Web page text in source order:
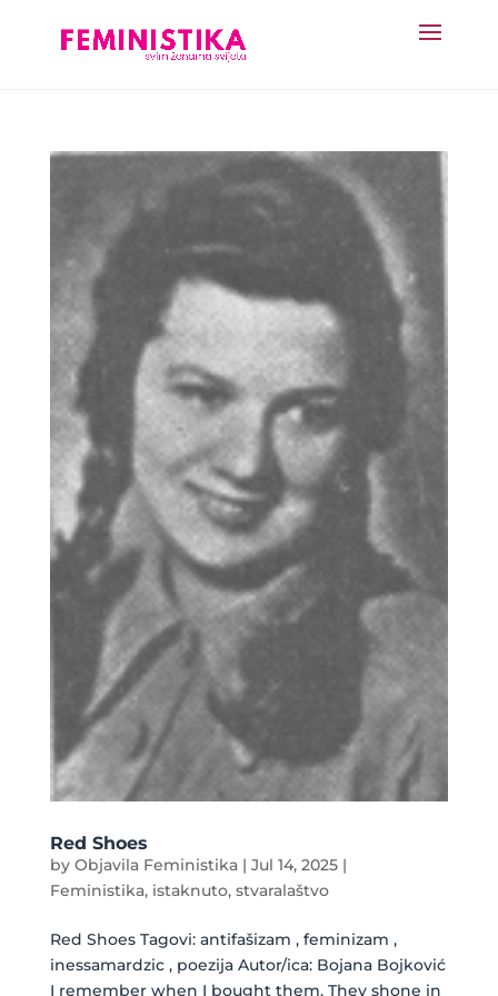
Red Shoes
by Objavila Feministika| Jul 14, 2025|
Feministika, istaknuto, stvaralaštvo
Red Shoes Tagovi: antifašizam , feminizam ,
inessamardzic , poezija Autor/ica: Bojana Bojković
I remember when I bought them. They shone in